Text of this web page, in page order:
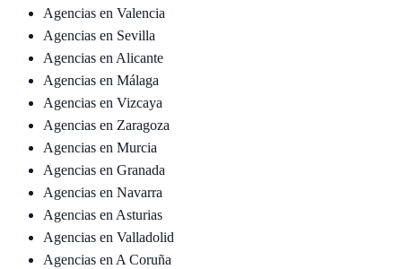
Agencias en Valencia
Agencias en Sevilla
Agencias en Alicante
Agencias en Málaga
Agencias en Vizcaya
Agencias en Zaragoza
Agencias en Murcia
Agencias en Granada
Agencias en Navarra
Agencias en Asturias
Agencias en Valladolid
Agencias en A Coruña